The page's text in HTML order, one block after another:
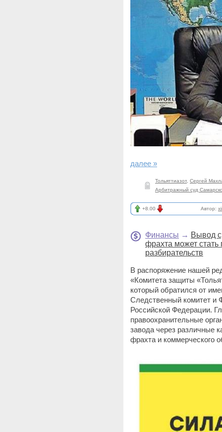
далее »
Тольяттиазот, Сергей
Арбитражный суд
+8.00 Автор:
Финансы → Вывод
фрахта может
разбирательств
В распоряжение нашей
«Комитета защиты
который обратился от
Следственный комитет и
Российской Федерации.
правоохранительные
завода через различные
фрахта и коммерческого